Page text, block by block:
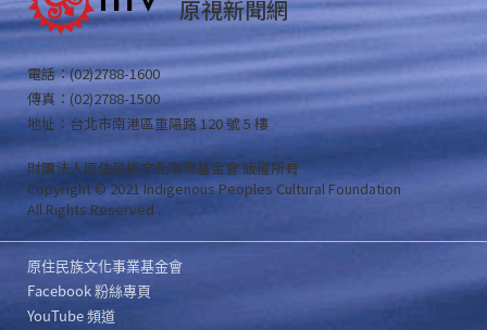
原視新聞網
電話：(02)2788-1600
傳真：(02)2788-1500
地址：台北市南港區重陽路 120 號 5 樓
財團法人原住民族文化事業基金會 版權所有
Copyright © 2021 Indigenous Peoples Cultural Foundation
All Rights Reserved .
原住民族文化事業基金會
Facebook 粉絲專頁
YouTube 頻道